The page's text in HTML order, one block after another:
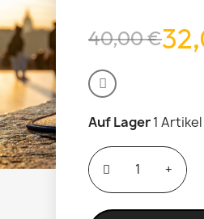
40,00 €
Auf Lager1 Artikel